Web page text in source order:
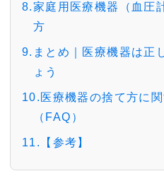
8.家庭用医療機器（血圧
方
9.まとめ｜医療機器は正
ょう
10.医療機器の捨て方に
（FAQ）
11.【参考】